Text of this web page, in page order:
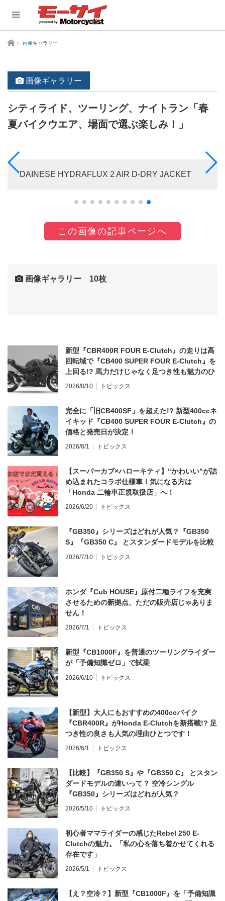
ホーム 画像ギャラリー
画像ギャラリー
シティライド、ツーリング、ナイトラン「春
夏バイクウエア、場面で選ぶ楽しみ！」
DAINESE HYDRAFLUX 2 AIR D-DRY JACKET
この画像の記事ページへ
画像ギャラリー 10枚
新型『CBR400R FOUR E-Clutch』の走りは高
回転域で『CB400 SUPER FOUR E-Clutch』を
上回る!? 馬力だけじゃなく足つき性も魅力のひ
とつ！
2026/8/10 トピックス
完全に「旧CB400SF」を超えた!? 新型400ccネ
イキッド『CB400 SUPER FOUR E-Clutch』の
価格と発売日が決定！
2026/8/1 トピックス
【スーパーカブ×ハローキティ】“かわいい”が詰
め込まれたコラボ仕様車！気になる方は
「Honda 二輪車正規取扱店」へ！
2026/6/20 トピックス
『GB350』シリーズはどれが人気？『GB350
S』『GB350 C』 とスタンダードモデルを比較
2026/7/10 トピックス
ホンダ『Cub HOUSE』原付二種ライフを充実
させるための新拠点、ただの販売店じゃありま
せん！
2026/7/1 トピックス
新型『CB1000F』を普通のツーリングライダー
が「予備知識ゼロ」で試乗
2026/6/10 トピックス
【新型】大人にもおすすめの400ccバイク
『CBR400R』がHonda E-Clutchを新搭載!? 足
つき性の良さも人気の理由ひとつです！
2026/6/1 トピックス
【比較】『GB350 S』や『GB350 C』 とスタン
ダードモデルの違いって？ 空冷シングル
『GB350』シリーズはどれが人気？
2026/5/10 トピックス
初心者ママライダーの感じたRebel 250 E-
Clutchの魅力。「私の心を落ち着かせてくれる
存在です」
2026/5/1 トピックス
【え？空冷？】新型『CB1000F』を「予備知識